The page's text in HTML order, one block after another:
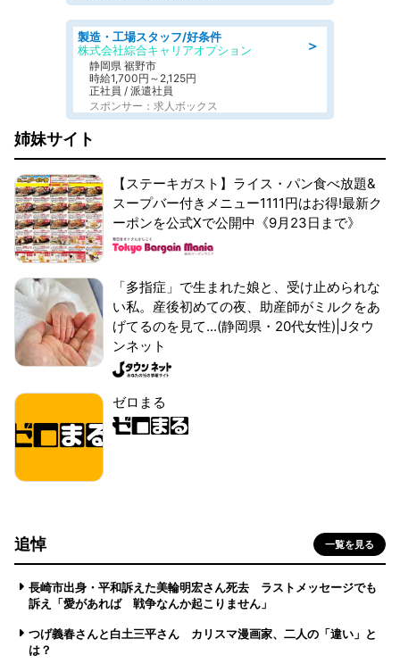
＞
製造・工場スタッフ/好条件
株式会社綜合キャリアオプション
静岡県 裾野市
時給1,700円～2,125円
正社員 / 派遣社員
スポンサー：求人ボックス
姉妹サイト
【ステーキガスト】ライス・パン食べ放題&
スープバー付きメニュー1111円はお得!最新ク
ーポンを公式Xで公開中《9月23日まで》
「多指症」で生まれた娘と、受け止められな
い私。産後初めての夜、助産師がミルクをあ
げてるのを見て...(静岡県・20代女性)|Jタウ
ンネット
ゼロまる
追悼 一覧を見る
長崎市出身・平和訴えた美輪明宏さん死去 ラストメッセージでも
訴え「愛があれば 戦争なんか起こりません」
つげ義春さんと白土三平さん カリスマ漫画家、二人の「違い」と
は？